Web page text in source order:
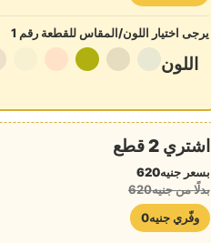
يرجى اختيار اللون/المقاس للقطعة رقم 1
اللون
اشتري 2 قطع
بسعر جنيه620
بدلًا من جنيه620
وفّري جنيه0